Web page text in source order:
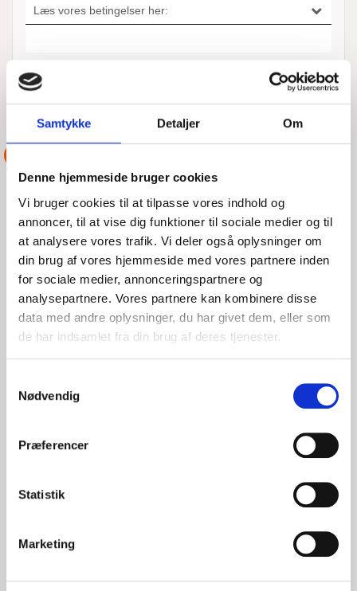
Samtykke Detaljer Om
Denne hjemmeside bruger cookies
Vi bruger cookies til at tilpasse vores indhold og
annoncer, til at vise dig funktioner til sociale medier og til
at analysere vores trafik. Vi deler også oplysninger om
din brug af vores hjemmeside med vores partnere inden
for sociale medier, annonceringspartnere og
analysepartnere. Vores partnere kan kombinere disse
data med andre oplysninger, du har givet dem, eller som
de har indsamlet fra din brug af deres tjenester.
Nødvendig
Præferencer
Statistik
Marketing
ANDRE AKTIONER UDFØRT AF DSRS VORDINGBORG
28 FODS MOTORBÅD STRANDET PÅ
NYORD
Ejer af 28 fods motorbåd anmoder DSRS Vordingborg om
assistance. Ligger ca 0,5-1,0 sømil nordvest for Nyord havn